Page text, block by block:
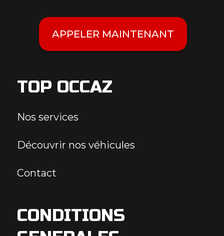
APPELER MAINTENANT
TOP OCCAZ
Nos services
Découvrir nos véhicules
Contact
CONDITIONS